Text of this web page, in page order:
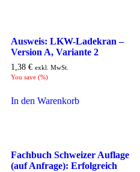
Ausweis: LKW-Ladekran –
Version A, Variante 2
1,38 € exkl. MwSt.
You save (%)
In den Warenkorb
Fachbuch Schweizer Auflage
(auf Anfrage): Erfolgreich